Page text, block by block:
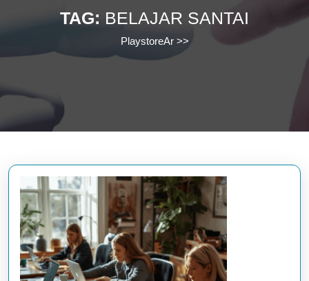
TAG: BELAJAR SANTAI
PlaystoreAr>>